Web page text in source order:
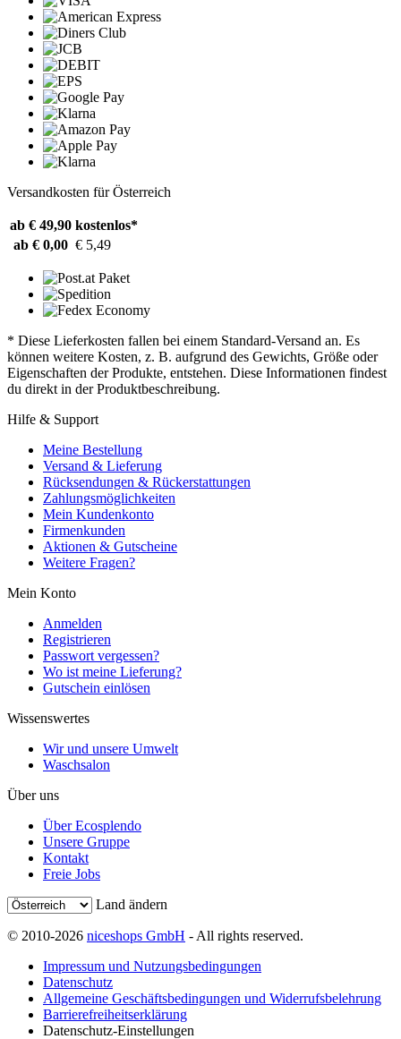
Versandkosten für Österreich
ab € 49,90 kostenlos*
ab € 0,00 € 5,49
* Diese Lieferkosten fallen bei einem Standard-Versand an. Es
können weitere Kosten, z. B. aufgrund des Gewichts, Größe oder
Eigenschaften der Produkte, entstehen. Diese Informationen findest
du direkt in der Produktbeschreibung.
Hilfe & Support
Meine Bestellung
Versand & Lieferung
Rücksendungen & Rückerstattungen
Zahlungsmöglichkeiten
Mein Kundenkonto
Firmenkunden
Aktionen & Gutscheine
Weitere Fragen?
Mein Konto
Anmelden
Registrieren
Passwort vergessen?
Wo ist meine Lieferung?
Gutschein einlösen
Wissenswertes
Wir und unsere Umwelt
Waschsalon
Über uns
Über Ecosplendo
Unsere Gruppe
Kontakt
Freie Jobs
Land ändern
© 2010-2026 niceshops GmbH - All rights reserved.
Impressum und Nutzungsbedingungen
Datenschutz
Allgemeine Geschäftsbedingungen und Widerrufsbelehrung
Barrierefreiheitserklärung
Datenschutz-Einstellungen